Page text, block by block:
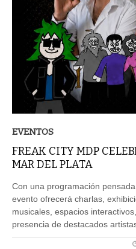
EVENTOS
FREAK CITY MDP
MAR DEL PLATA
Con una programación
evento ofrecerá charlas,
musicales, espacios
presencia de destacados